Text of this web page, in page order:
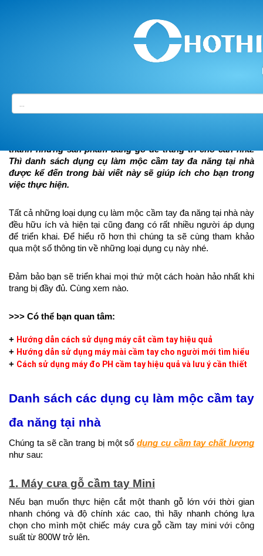
thành những sản phẩm bằng gỗ để trang trí cho căn nhà.
Thì danh sách dụng cụ làm mộc cầm tay đa năng tại nhà
được kể đến trong bài viết này sẽ giúp ích cho bạn trong
việc thực hiện.
Tất cả những loại dụng cụ làm mộc cầm tay đa năng tại nhà này
đều hữu ích và hiện tại cũng đang có rất nhiều người áp dụng
để triển khai. Để hiểu rõ hơn thì chúng ta sẽ cùng tham khảo
qua một số thông tin về những loại dụng cụ này nhé.
Đảm bảo bạn sẽ triển khai mọi thứ một cách hoàn hảo nhất khi
trang bị đầy đủ. Cùng xem nào.
>>> Có thể bạn quan tâm:
+ Hướng dẫn cách sử dụng máy cắt cầm tay hiệu quả
+ Hướng dẫn sử dụng máy mài cầm tay cho người mới tìm hiểu
+ Cách sử dụng máy đo PH cầm tay hiệu quả và lưu ý cần thiết
Danh sách các dụng cụ làm mộc cầm tay
đa năng tại nhà
Chúng ta sẽ cần trang bị một số dụng cụ cầm tay chất lượng
như sau:
1. Máy cưa gỗ cầm tay Mini
Nếu bạn muốn thực hiện cắt một thanh gỗ lớn với thời gian
nhanh chóng và độ chính xác cao, thì hãy nhanh chóng lựa
chọn cho mình một chiếc máy cưa gỗ cầm tay mini với công
suất từ 800W trở lên.